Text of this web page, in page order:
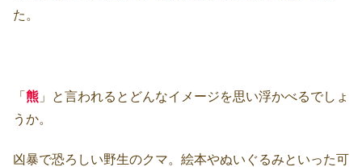
た。
「 熊 」と言われるとどんなイメージを思い浮かべるでしょ
うか。
凶暴で恐ろしい野生のクマ。絵本やぬいぐるみといった可